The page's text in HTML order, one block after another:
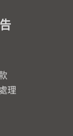
理